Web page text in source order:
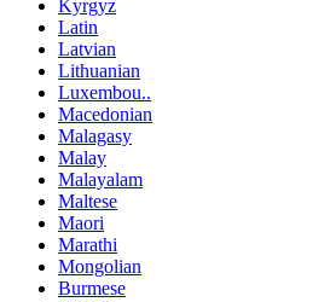
Kyrgyz
Latin
Latvian
Lithuanian
Luxembou..
Macedonian
Malagasy
Malay
Malayalam
Maltese
Maori
Marathi
Mongolian
Burmese